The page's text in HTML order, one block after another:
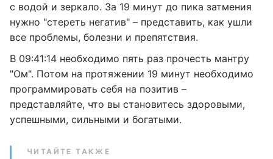
с водой и зеркало. За 19 минут до пика затмения
нужно "стереть негатив" – представить, как ушли
все проблемы, болезни и препятствия.
В 09:41:14 необходимо пять раз прочесть мантру
"Ом". Потом на протяжении 19 минут необходимо
программировать себя на позитив –
представляйте, что вы становитесь здоровыми,
успешными, сильными и богатыми.
ЧИТАЙТЕ ТАКЖЕ